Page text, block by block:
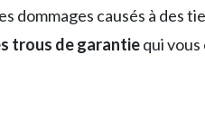
causés à des
trous de garantiequi